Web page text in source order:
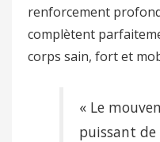
renforcement
complètent
corps sain, fort et
« Le
puissant